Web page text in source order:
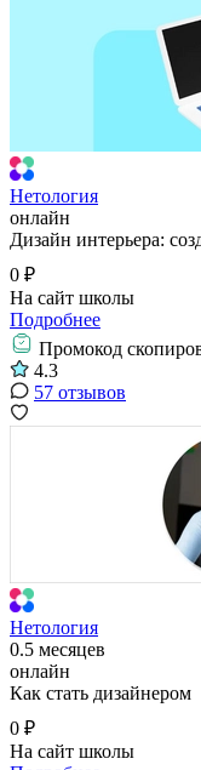
Нетология
онлайн
Дизайн интерьера:
0 ₽
На сайт школы
Подробнее
Промокод
4.3
57 отзывов
Нетология
0.5 месяцев
онлайн
Как стать дизайнером
0 ₽
На сайт школы